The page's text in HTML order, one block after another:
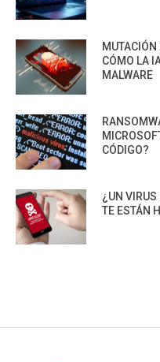
CÓMO LA
MALWARE
CÓDIGO?
¿UN VIRUS
TE ESTÁN